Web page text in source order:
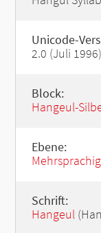
Unicode-
2.0 (Juli 1996)
Block:
Hangeul-
Ebene:
Schrift:
Hangeul